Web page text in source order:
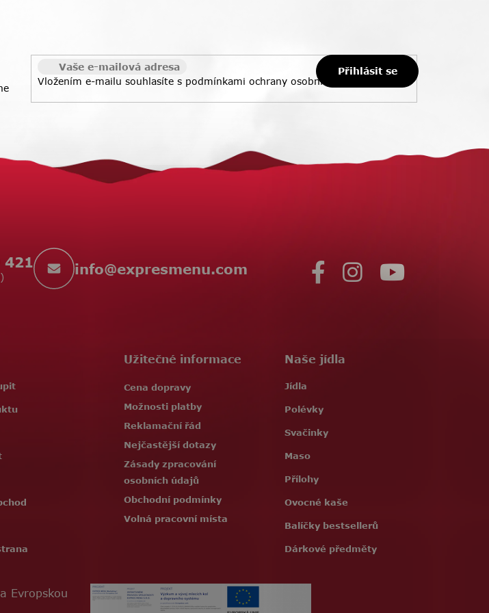
a
p
y
u
Vložením e-mailu souhlasíte s podmínkami ochrany osobních údajů
Přihlásit se
421 info@expresmenu.com
Užitečné informace
Cena dopravy
Možnosti platby
Reklamační řád
Nejčastější dotazy
Zásady zpracování
osobních údajů
Obchodní podmínky
Volná pracovní místa
Naše jídla
Jídla
Polévky
Svačinky
Maso
Přílohy
Ovocné kaše
Balíčky bestsellerů
Dárkové předměty
Evropskou